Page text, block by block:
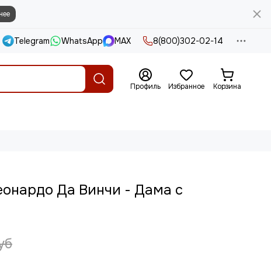
Telegram WhatsApp MAX 8(800)302-02-14
Профиль Избранное Корзина
Да Винчи - Дама с